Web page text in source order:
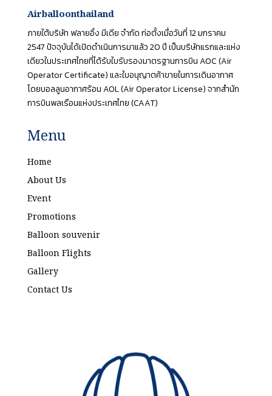
Airballoonthailand
ภายใต้บริษัท ฟลายอิ้ง มีเดีย จำกัด ก่อตั้งเมื่อวันที่ 12 มกราคม
2547 ปัจจุบันได้เปิดดำเนินการมาแล้ว 20 ปี เป็นบริษัทแรกและแห่ง
เดียวในประเทศไทยที่ได้รับใบรับรองมาตรฐานการบิน AOC (Air
Operator Certificate) และใบอนุญาตค้าขายในการเดินอากาศ
โดยบอลลูนอากาศร้อน AOL (Air Operator License) จากสำนัก
การบินพลเรือนแห่งประเทศไทย (CAAT)
Menu
Home
About Us
Event
Promotions
Balloon souvenir
Balloon Flights
Gallery
Contact Us